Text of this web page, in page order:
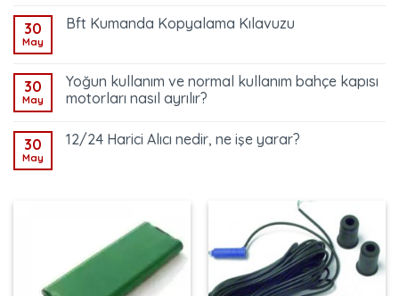
30
May
Bft Kumanda Kopyalama Kılavuzu
30
May
Yoğun kullanım ve normal kullanım bahçe kapısı
motorları nasıl ayrılır?
30
May
12/24 Harici Alıcı nedir, ne işe yarar?